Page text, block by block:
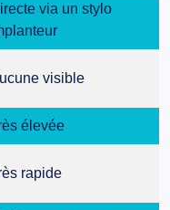
via un stylo
visible
élevée
rapide